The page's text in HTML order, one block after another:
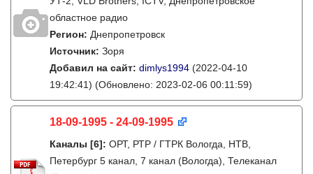
областное радио
Регион: Днепропетровск
Источник: Зоря
Добавил на сайт: dimlys1994 (2022-04-10
19:42:41) (Обновлено: 2023-02-06 00:11:59)
18-09-1995 - 24-09-1995
Каналы [6]: ОРТ, РТР / ГТРК Вологда, НТВ,
Петербург 5 канал, 7 канал (Вологда), Телеканал